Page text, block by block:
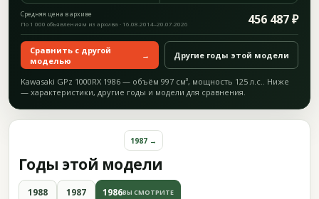
Средняя цена в архиве 456 487 ₽
По 1 000 объявлениям из архива · 16.08.2014–20.07.2026
Сравнить с другой
моделью
→ Другие годы этой модели
Kawasaki GPz 1000RX 1986 — объём 997 см³, мощность 125 л.с.. Ниже
— характеристики, другие годы и модели для сравнения.
Годы этой модели
1987 →
1988 1987 1986ВЫ СМОТРИТЕ